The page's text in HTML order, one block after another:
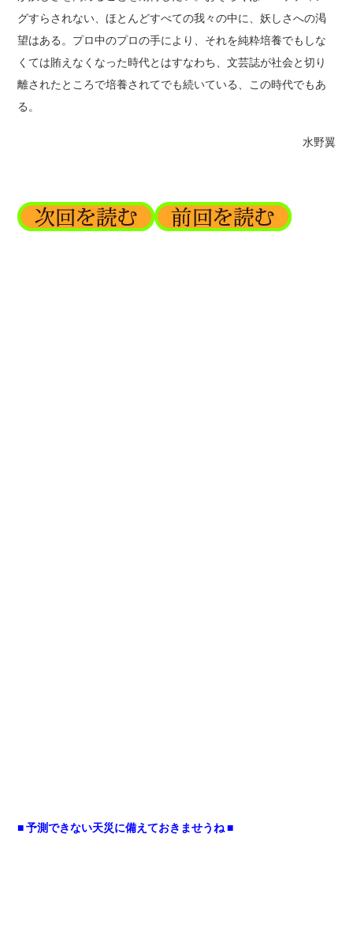
グすらされない、ほとんどすべての我々の中に、妖しさへの渇
望はある。プロ中のプロの手により、それを純粋培養でもしな
くては賄えなくなった時代とはすなわち、文芸誌が社会と切り
離されたところで培養されてでも続いている、この時代でもあ
る。
水野翼
■ 予測できない天災に備えておきませうね ■